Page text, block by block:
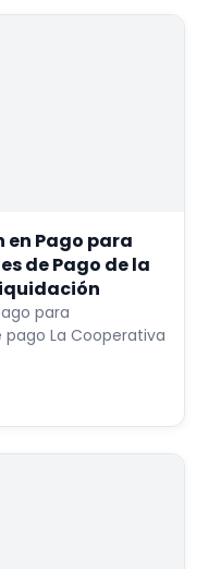
Pago para
de Pago de la
para
La Cooperativa